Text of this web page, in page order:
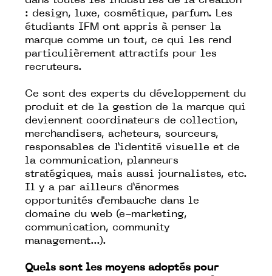
: design, luxe, cosmétique, parfum. Les
étudiants IFM ont appris à penser la
marque comme un tout, ce qui les rend
particulièrement attractifs pour les
recruteurs.
Ce sont des experts du développement du
produit et de la gestion de la marque qui
deviennent coordinateurs de collection,
merchandisers, acheteurs, sourceurs,
responsables de l’identité visuelle et de
la communication, planneurs
stratégiques, mais aussi journalistes, etc.
Il y a par ailleurs d’énormes
opportunités d'embauche dans le
domaine du web (e-marketing,
communication, community
management...).
Quels sont les moyens adoptés pour